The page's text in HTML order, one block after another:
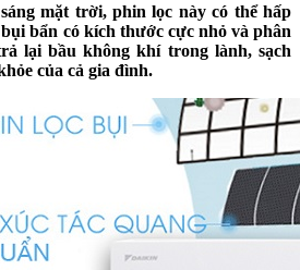
mặt trời, phin lọc này có thể hấp
bẩn có kích thước cực nhỏ và phân
lại bầu không khí trong lành, sạch
của cả gia đình.